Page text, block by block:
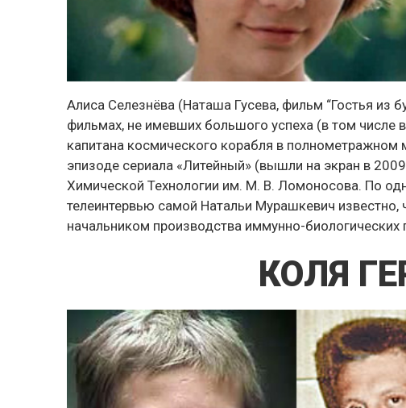
Алиса Селезнёва (Наташа Гусева, фильм “Гостья из
фильмах, не имевших большого успеха (в том
капитана космического корабля в
эпизоде сериала «Литейный» (вышли на экран в
Химической Технологии им. М. В. Ломоносова. По
телеинтервью самой Натальи Мурашкевич
начальником производства иммунно-биологических
КОЛЯ